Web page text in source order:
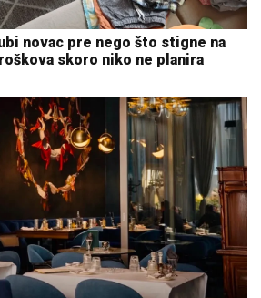
novac pre nego što stigne na
skoro niko ne planira